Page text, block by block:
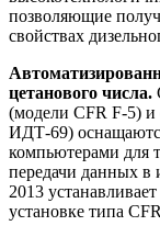
позволяющие
свойствах
цетанового числа.
(модели CFR F-5) и
ИДТ-69)
компьютерами для
передачи данных
2013
установке типа